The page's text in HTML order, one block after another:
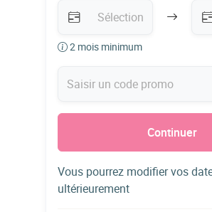
2 mois minimum
Continuer
Vous pourrez modifier vos
ultérieurement